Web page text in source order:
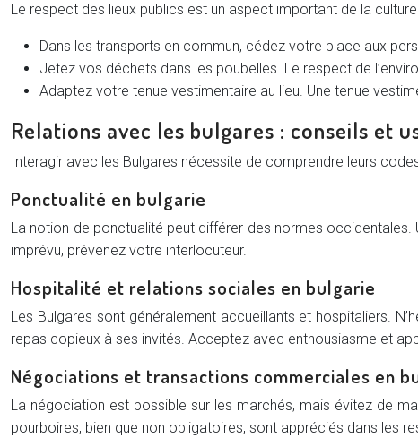
Le respect des lieux publics est un aspect important de la
Dans les transports en commun, cédez votre place aux
Jetez vos déchets dans les poubelles. Le respect de
Adaptez votre tenue vestimentaire au lieu. Une tenue
Relations avec les bulgares : conseils et
Interagir avec les Bulgares nécessite de comprendre leurs
Ponctualité en bulgarie
La notion de ponctualité peut différer des normes occidentales.
imprévu, prévenez votre interlocuteur.
Hospitalité et relations sociales en bulgarie
Les Bulgares sont généralement accueillants et hospitaliers.
repas copieux à ses invités. Acceptez avec enthousiasme et
Négociations et transactions commerciales en
La négociation est possible sur les marchés, mais évitez de
pourboires, bien que non obligatoires, sont appréciés dans les